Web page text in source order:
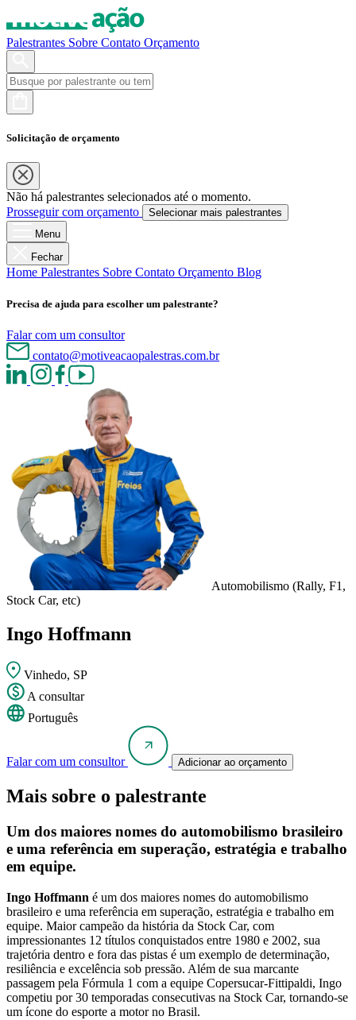
Palestrantes Sobre Contato Orçamento
Solicitação de orçamento
Não há palestrantes selecionados até o momento.
Prosseguir com orçamento
Selecionar mais palestrantes
Menu
Fechar
Home Palestrantes Sobre Contato Orçamento Blog
Precisa de ajuda para escolher um palestrante?
Falar com um consultor
contato@motiveacaopalestras.com.br
Automobilismo (Rally, F1,
Stock Car, etc)
Ingo Hoffmann
Vinhedo, SP
A consultar
Português
Falar com um consultor Adicionar ao orçamento
Mais sobre o palestrante
Um dos maiores nomes do automobilismo brasileiro
e uma referência em superação, estratégia e trabalho
em equipe.
Ingo Hoffmann é um dos maiores nomes do automobilismo
brasileiro e uma referência em superação, estratégia e trabalho em
equipe. Maior campeão da história da Stock Car, com
impressionantes 12 títulos conquistados entre 1980 e 2002, sua
trajetória dentro e fora das pistas é um exemplo de determinação,
resiliência e excelência sob pressão. Além de sua marcante
passagem pela Fórmula 1 com a equipe Copersucar-Fittipaldi, Ingo
competiu por 30 temporadas consecutivas na Stock Car, tornando-se
um ícone do esporte a motor no Brasil.